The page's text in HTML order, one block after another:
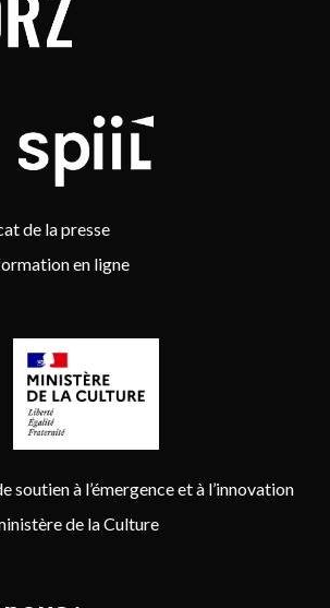
de la presse
en ligne
soutien à l’émergence et à l’innovation
de la Culture